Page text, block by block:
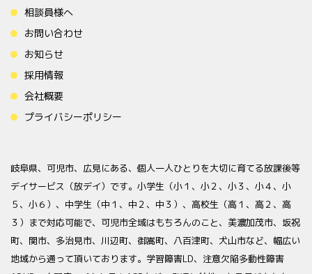
相談員様へ
お問い合わせ
お知らせ
採用情報
会社概要
プライバシーポリシー
岐阜県、可児市、広見にある、個人一人ひとりを大切に育てる放課後等
デイサービス（放デイ）です。小学生（小１、小２、小３、小４、小
５、小６）、中学生（中１、中２、中３）、高校生（高１、高２、高
３）まで対応可能で、可児市全域はもちろんのこと、美濃加茂市、坂祝
町、関市、多治見市、川辺町、御嵩町、八百津町、犬山市など、幅広い
地域から通って頂いております。学習障害LD、注意欠陥多動性障害